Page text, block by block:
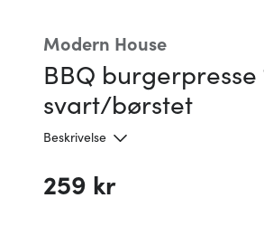
Modern House
BBQ burgerpresse
svart/børstet
Beskrivelse
259 kr